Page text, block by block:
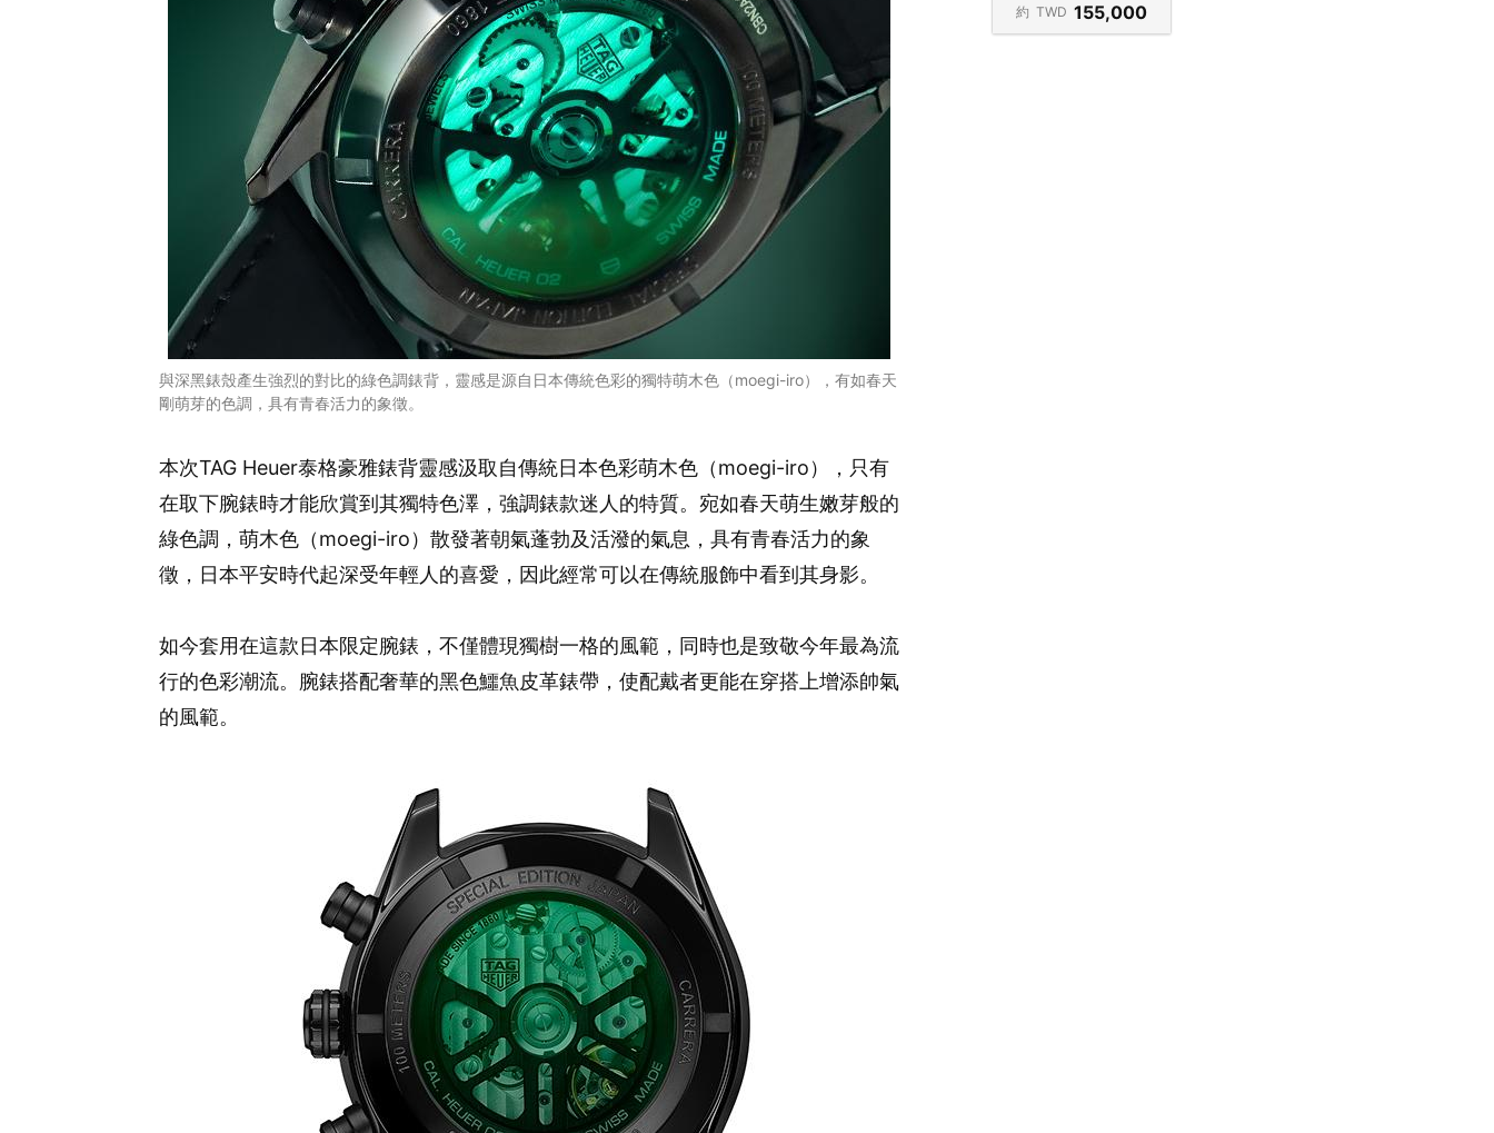
與深黑錶殼產生強烈的對比的綠色調錶背，靈感是源自日本傳統色彩的獨特萌木色（moegi-iro），有如春天
剛萌芽的色調，具有青春活力的象徵。
本次TAG Heuer泰格豪雅錶背靈感汲取自傳統日本色彩萌木色（moegi-iro），只有
在取下腕錶時才能欣賞到其獨特色澤，強調錶款迷人的特質。宛如春天萌生嫩芽般的
綠色調，萌木色（moegi-iro）散發著朝氣蓬勃及活潑的氣息，具有青春活力的象
徵，日本平安時代起深受年輕人的喜愛，因此經常可以在傳統服飾中看到其身影。
如今套用在這款日本限定腕錶，不僅體現獨樹一格的風範，同時也是致敬今年最為流
行的色彩潮流。腕錶搭配奢華的黑色鱷魚皮革錶帶，使配戴者更能在穿搭上增添帥氣
的風範。
約 TWD 155,000